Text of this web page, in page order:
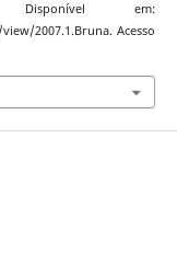
em:
2007.1.Bruna. Acesso